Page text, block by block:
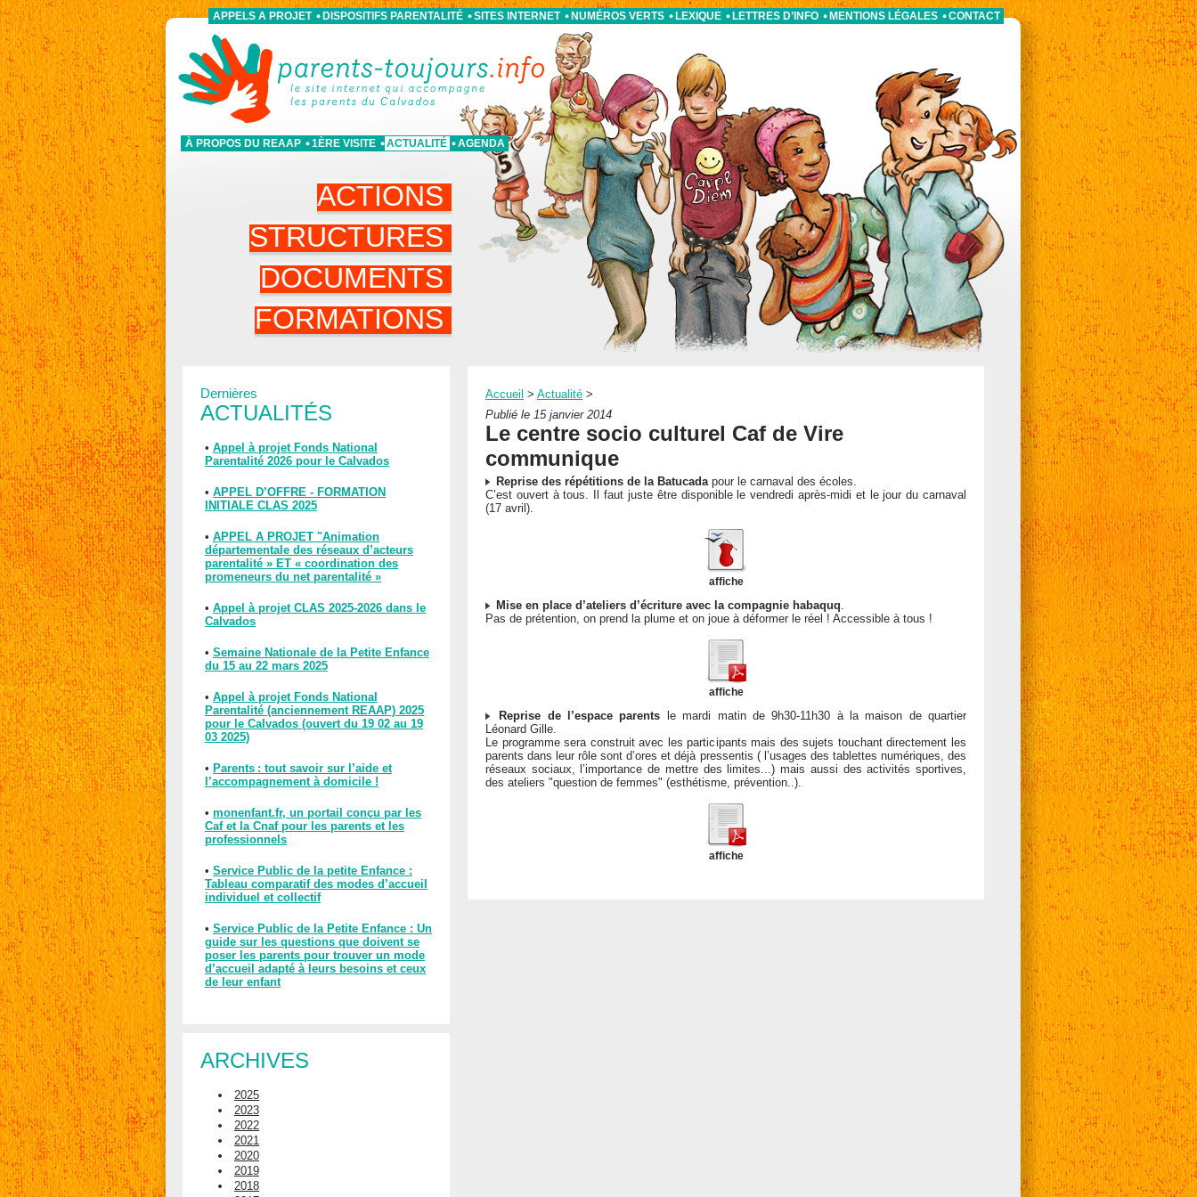
À PROPOS DU REAAP 1ÈRE VISITE ACTUALITÉ AGENDA
APPELS A PROJET DISPOSITIFS PARENTALITÉ SITES INTERNET NUMÉROS VERTS LEXIQUE LETTRES D’INFO MENTIONS LÉGALES CONTACT
ACTIONS
STRUCTURES
DOCUMENTS
FORMATIONS
Dernières
ACTUALITÉS
• Appel à projet Fonds National
Parentalité 2026 pour le Calvados
• APPEL D’OFFRE - FORMATION
INITIALE CLAS 2025
• APPEL A PROJET "Animation
départementale des réseaux d’acteurs
parentalité » ET « coordination des
promeneurs du net parentalité »
• Appel à projet CLAS 2025-2026 dans le
Calvados
• Semaine Nationale de la Petite Enfance
du 15 au 22 mars 2025
• Appel à projet Fonds National
Parentalité (anciennement REAAP) 2025
pour le Calvados (ouvert du 19 02 au 19
03 2025)
• Parents : tout savoir sur l’aide et
l’accompagnement à domicile !
• monenfant.fr, un portail conçu par les
Caf et la Cnaf pour les parents et les
professionnels
• Service Public de la petite Enfance :
Tableau comparatif des modes d’accueil
individuel et collectif
• Service Public de la Petite Enfance : Un
guide sur les questions que doivent se
poser les parents pour trouver un mode
d’accueil adapté à leurs besoins et ceux
de leur enfant
ARCHIVES
2025
2023
2022
2021
2020
2019
2018
Accueil > Actualité >
Publié le 15 janvier 2014
Le centre socio culturel Caf de Vire
communique
Reprise des répétitions de la Batucada pour le carnaval des écoles.
C’est ouvert à tous. Il faut juste être disponible le vendredi après-midi et le jour du carnaval
(17 avril).
affiche
Mise en place d’ateliers d’écriture avec la compagnie habaquq
Pas de prétention, on prend la plume et on joue à déformer le réel ! Accessible à tous !
affiche
Reprise de l’espace parents le mardi matin de 9h30-11h30 à la maison de quartier
Léonard Gille.
Le programme sera construit avec les participants mais des sujets touchant directement les
parents dans leur rôle sont d’ores et déjà pressentis ( l’usages des tablettes numériques, des
réseaux sociaux, l’importance de mettre des limites...) mais aussi des activités sportives,
des ateliers "question de femmes" (esthétisme, prévention..).
affiche